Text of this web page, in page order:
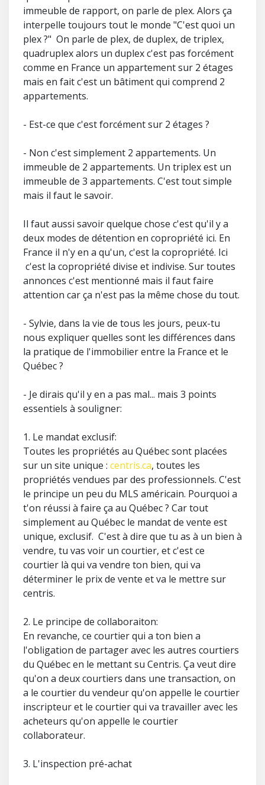
immeuble de rapport, on parle de plex. Alors ça
interpelle toujours tout le monde "C'est quoi un
plex ?" On parle de plex, de duplex, de triplex,
quadruplex alors un duplex c'est pas forcément
comme en France un appartement sur 2 étages
mais en fait c'est un bâtiment qui comprend 2
appartements.
- Est-ce que c'est forcément sur 2 étages ?
- Non c'est simplement 2 appartements. Un
immeuble de 2 appartements. Un triplex est un
immeuble de 3 appartements. C'est tout simple
mais il faut le savoir.
Il faut aussi savoir quelque chose c'est qu'il y a
deux modes de détention en copropriété ici. En
France il n'y en a qu'un, c'est la copropriété. Ici
c'est la copropriété divise et indivise. Sur toutes
annonces c'est mentionné mais il faut faire
attention car ça n'est pas la même chose du tout.
- Sylvie, dans la vie de tous les jours, peux-tu
nous expliquer quelles sont les différences dans
la pratique de l'immobilier entre la France et le
Québec ?
- Je dirais qu'il y en a pas mal... mais 3 points
essentiels à souligner:
1. Le mandat exclusif:
Toutes les propriétés au Québec sont placées
sur un site unique : centris.ca, toutes les
propriétés vendues par des professionnels. C'est
le principe un peu du MLS américain. Pourquoi a
t'on réussi à faire ça au Québec ? Car tout
simplement au Québec le mandat de vente est
unique, exclusif. C'est à dire que tu as à un bien à
vendre, tu vas voir un courtier, et c'est ce
courtier là qui va vendre ton bien, qui va
déterminer le prix de vente et va le mettre sur
centris.
2. Le principe de collaboraiton:
En revanche, ce courtier qui a ton bien a
l'obligation de partager avec les autres courtiers
du Québec en le mettant su Centris. Ça veut dire
qu'on a deux courtiers dans une transaction, on
a le courtier du vendeur qu'on appelle le courtier
inscripteur et le courtier qui va travailler avec les
acheteurs qu'on appelle le courtier
collaborateur.
3. L'inspection pré-achat